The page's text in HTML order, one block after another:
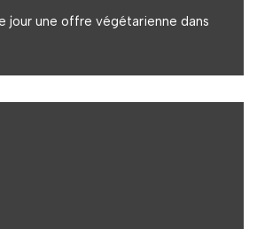
jour une offre végétarienne dans